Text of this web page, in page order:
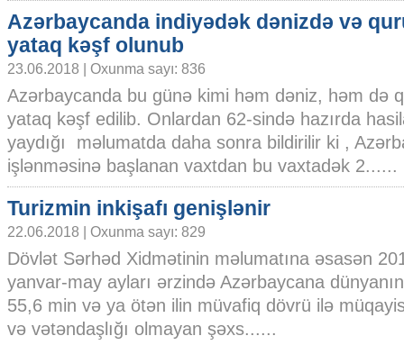
Azərbaycanda indiyədək dənizdə və
yataq kəşf olunub
23.06.2018 | Oxunma sayı: 836
Azərbaycanda bu günə kimi həm dəniz, həm də
yataq kəşf edilib. Onlardan 62-sində hazırda
yaydığı məlumatda daha sonra bildirilir ki ,
işlənməsinə başlanan vaxtdan bu vaxtadək 2......
Turizmin inkişafı genişlənir
22.06.2018 | Oxunma sayı: 829
Dövlət Sərhəd Xidmətinin məlumatına əsasən
yanvar-may ayları ərzində Azərbaycana
55,6 min və ya ötən ilin müvafiq dövrü ilə
və vətəndaşlığı olmayan şəxs......